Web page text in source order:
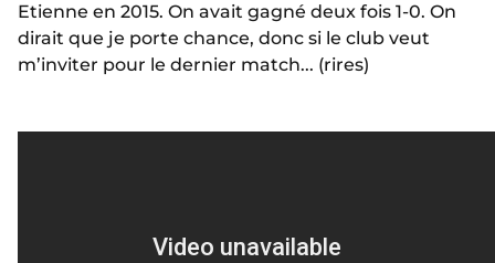
Etienne en 2015. On avait gagné deux fois 1-0. On
dirait que je porte chance, donc si le club veut
m’inviter pour le dernier match... (rires)